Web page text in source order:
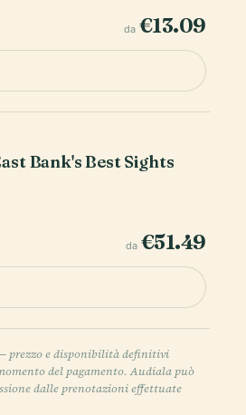
da €13.09
Bank's Best Sights
da €51.49
prezzo e disponibilità definitivi
del pagamento. Audiala può
dalle prenotazioni effettuate